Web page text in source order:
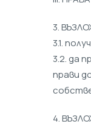
3.
3.1.
3.2. да
прави
4.